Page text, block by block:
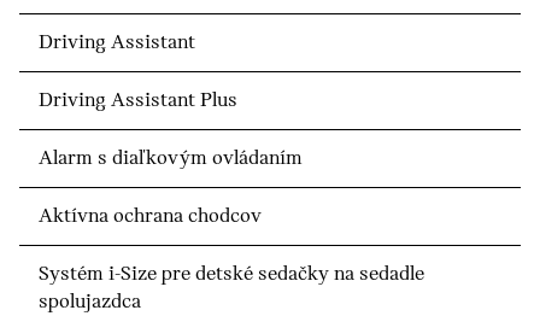
Driving Assistant
Driving Assistant Plus
Alarm s diaľkovým ovládaním
Aktívna ochrana chodcov
Systém i-Size pre detské sedačky na sedadle
spolujazdca